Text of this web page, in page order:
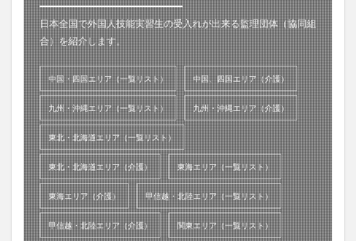
日本全国で外国人技能実習生の受入れが出来る監理団体（協同組
合）を紹介します。
中国・四国エリア（一覧リスト） 中国、四国エリア（介護）
九州・沖縄エリア（一覧リスト） 九州・沖縄エリア（介護）
東北・北海道エリア（一覧リスト）
東北・北海道エリア（介護） 東海エリア（一覧リスト）
東海エリア（介護） 甲信越・北陸エリア（一覧リスト）
甲信越・北陸エリア（介護） 関東エリア（一覧リスト）